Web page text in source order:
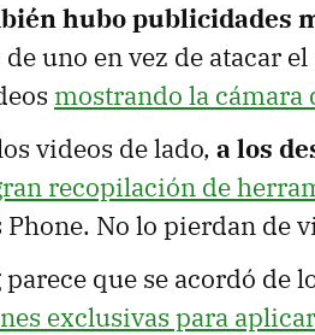
hubo publicidades
uno en vez de atacar
mostrando la
videos de lado, a los
recopilación de
No lo pierdan de
parece que se acordó de
exclusivas para